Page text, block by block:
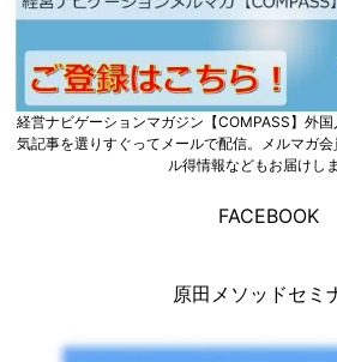
経営ナビゲーションマガジン【COMPASS】外
気記事を選りすぐってメールで配信。メルマガ
ル得情報などもお届けしま
FACEBOOK
原田メソッドセミ